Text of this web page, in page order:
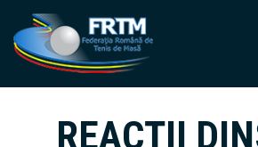
REACȚII